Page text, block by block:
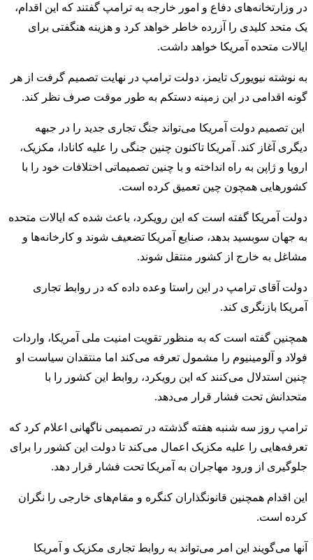
در وزارتخانه‌های دفاع و امور خارجه به ترامپ گفتند که این اقدام،
یک متحد کلیدی را آزرده خاطر خواهد کرد و هزینه هنگفتی برای
ایالات متحده آمریکا خواهد داشت.
به نوشته نیویورک تایمز، دولت ترامپ در نهایت تصمیم گرفت از هر
گونه اقدامی در این زمینه دستکم به طور موقت صرف نظر کند.
این تصمیم دولت آمریکا می‌تواند جنگ تجاری جدید را در جبهه
دیگری آغاز کند. آمریکا تاکنون چنین جنگی را علیه کانادا، مکزیک،
اروپا و ژاپن به راه انداخته و با چنین تصمیماتی اختلافات خود را با
کشورهایی همچون چین تعمیق کرده است.
دولت آمریکا گفته است که این رویکرد، باعث شده که ایالات متحده
به جهان سوبسید بدهد، صنایع آمریکا تضعیف شوند و کارخانه‌ها و
مشاغل به خارج از کشور منتقل شوند.
دولت آقای ترامپ در این راستا وعده داده که در روابط تجاری
آمریکا بازنگری کند.
همچنین گفته است که به منظور تقویت امنیت ملی آمریکا، واردات
فولاد و آلومینیوم را مشمول تعرفه می‌کند اما منتقدان سیاست او
چنین استدلال می‌کنند که این رویکرد، روابط این کشور را با
متحدانش تحت فشار قرار می‌دهد.
ترامپ روز سه شنبه هفته گذشته در تصمیمی ناگهانی اعلام کرد که
تعرفه‌هایی را علیه مکزیک اعمال می‌کند تا دولت این کشور را برای
جلوگیری از ورود مهاجران به آمریکا تحت فشار قرار دهد.
این اقدام همچنین قانونگذاران کنگره و مقام‌های خارجی را نگران
کرده است.
آنها می‌گویند این امر می‌تواند به روابط تجاری مکزیک و آمریکا